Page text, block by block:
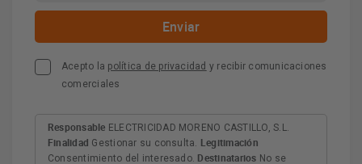
Acepto la política de privacidad y recibir comunicaciones
comerciales
Responsable ELECTRICIDAD MORENO CASTILLO, S.L.
Finalidad Gestionar su consulta. Legitimación
Consentimiento del interesado. Destinatarios No se